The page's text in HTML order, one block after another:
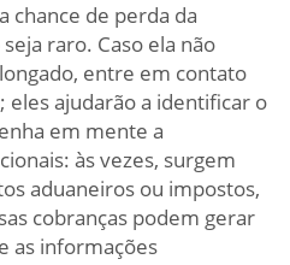
chance de perda da
raro. Caso ela não
entre em contato
eles ajudarão a identificar o
em mente a
às vezes, surgem
aduaneiros ou impostos,
cobranças podem gerar
as informações